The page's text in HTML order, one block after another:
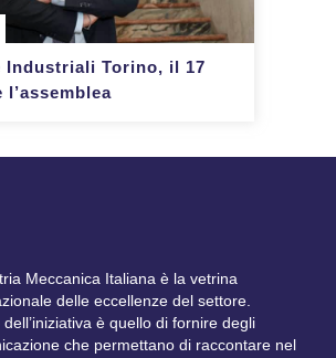
Industriali Torino, il 17
Meccanica Italiana è la vetrina
delle eccellenze del settore.
dell’iniziativa è quello di fornire degli
che permettano di raccontare nel